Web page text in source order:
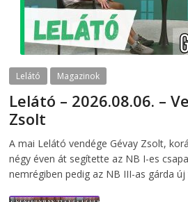
Lelátó Magazinok
Lelátó – 2026.08.06. –
Zsolt
A mai Lelátó vendége Gévay Zsolt,
négy éven át segítette az NB I-es
nemrégiben pedig az NB III-as gárda